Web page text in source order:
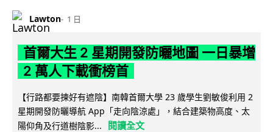
Lawton 1 日
首爾大生 2 星期開發防曬地圖 一日暴增
2 萬人下載衝榜首
【行路都要揀好有遮陰】南韓首爾大學 23 歲學生劉敏俊利用 2
星期開發防曬導航 App「走向陰涼處」，結合建築物高度、太
陽仰角及行道樹陰影...
閱讀全文